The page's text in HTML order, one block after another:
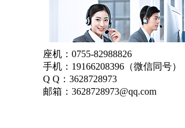
座机： 0755-82988826
手机： 19166208396 （微信同号）
Q Q： 3628728973
邮箱： 3628728973@qq.com